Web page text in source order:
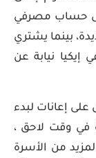
دانمركية إلى حساب مصرفي
بينما يشتري
نيابة عن
إعانات لبدء
في وقت لاحق ،
من الأسرة